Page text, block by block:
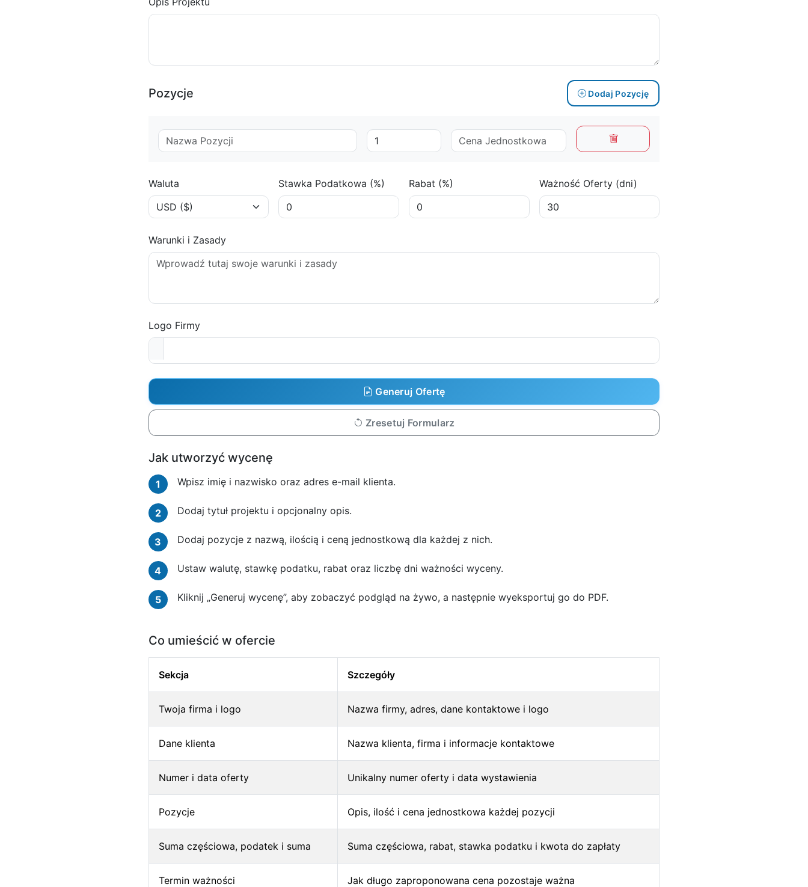
Pozycje Dodaj Pozycję
Waluta Stawka Podatkowa (%) Rabat (%) Ważność Oferty (dni)
Warunki i Zasady
Logo Firmy
Generuj Ofertę
Zresetuj Formularz
Jak utworzyć wycenę
1 Wpisz imię i nazwisko oraz adres e-mail klienta.
2 Dodaj tytuł projektu i opcjonalny opis.
3 Dodaj pozycje z nazwą, ilością i ceną jednostkową dla każdej z nich.
4 Ustaw walutę, stawkę podatku, rabat oraz liczbę dni ważności wyceny.
5 Kliknij „Generuj wycenę”, aby zobaczyć podgląd na żywo, a następnie wyeksportuj go do PDF.
Co umieścić w ofercie
Sekcja Szczegóły
Twoja firma i logo Nazwa firmy, adres, dane kontaktowe i logo
Dane klienta Nazwa klienta, firma i informacje kontaktowe
Numer i data oferty Unikalny numer oferty i data wystawienia
Pozycje Opis, ilość i cena jednostkowa każdej pozycji
Suma częściowa, podatek i suma Suma częściowa, rabat, stawka podatku i kwota do zapłaty
Termin ważności Jak długo zaproponowana cena pozostaje ważna